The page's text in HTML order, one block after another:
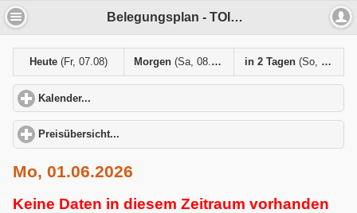
Belegungsplan - TOIMS Tenniscenter-Ermstal
Heute (Fr, 07.08) Morgen(Sa, 08.08) in 2 Tagen (So, 09.08)
Kalender...
Preisübersicht...
Mo, 01.06.2026
Keine Daten in diesem Zeitraum vorhanden